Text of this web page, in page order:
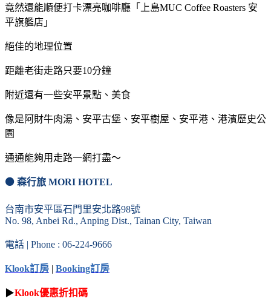
竟然還能順便打卡漂亮咖啡廳「上島MUC Coffee Roasters 安
平旗艦店」
絕佳的地理位置
距離老街走路只要10分鐘
附近還有一些安平景點、美食
像是阿財牛肉湯、安平古堡、安平樹屋、安平港、港濱歷史公
園
通通能夠用走路一網打盡～
⚫ 森行旅 MORI HOTEL
台南市安平區石門里安北路98號
No. 98, Anbei Rd., Anping Dist., Tainan City, Taiwan
電話 | Phone : 06-224-9666
Klook訂房 | Booking訂房
▶Klook優惠折扣碼